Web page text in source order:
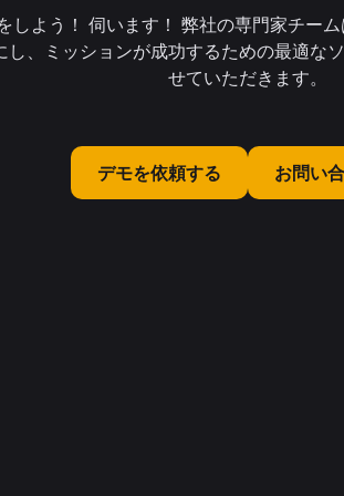
しよう！ 伺います！ 弊社の専門家チー
し、ミッションが成功するための最適な
せていただきます。
デモを依頼する お問い